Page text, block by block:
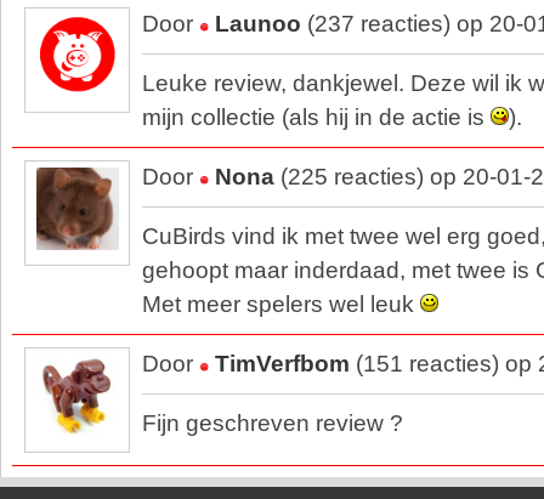
Door Launoo (237 reacties) op 20-
Leuke review, dankjewel. Deze wil ik
mijn collectie (als hij in de actie is
).
Door Nona (225 reacties) op 20-01-
CuBirds vind ik met twee wel erg
gehoopt maar inderdaad, met twee is
Met meer spelers wel leuk
Door TimVerfbom (151 reacties) op
Fijn geschreven review ?